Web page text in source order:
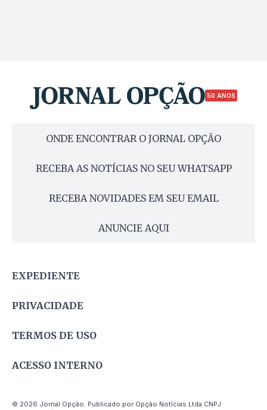
50 ANOS
ONDE ENCONTRAR O JORNAL OPÇÃO
RECEBA AS NOTÍCIAS NO SEU WHATSAPP
RECEBA NOVIDADES EM SEU EMAIL
ANUNCIE AQUI
EXPEDIENTE
PRIVACIDADE
TERMOS DE USO
ACESSO INTERNO
© 2026 Jornal Opção. Publicado por Opção Notícias Ltda CNPJ